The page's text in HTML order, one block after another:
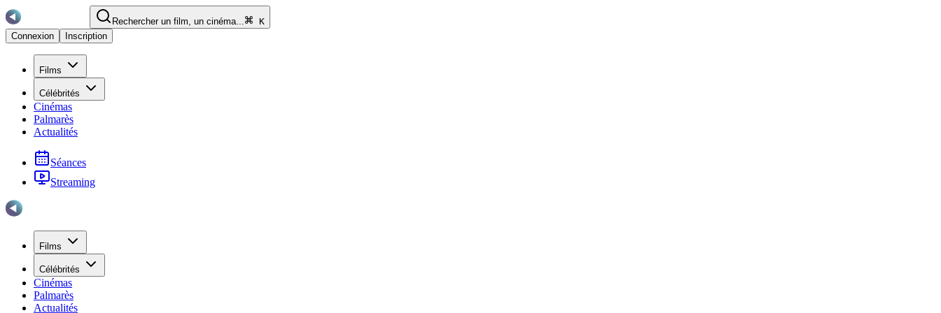
Rechercher un film, un cinéma...
K
Connexion
Inscription
Films
Célébrités
Cinémas
Palmarès
Actualités
Séances
Streaming
Films
Célébrités
Cinémas
Palmarès
Actualités